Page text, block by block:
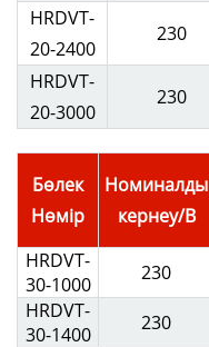
HRDVT-
20-2400
230
HRDVT-
20-3000
230
Бөлек
Нөмір
Номиналды
кернеу/В
HRDVT-
30-1000
230
HRDVT-
30-1400
230